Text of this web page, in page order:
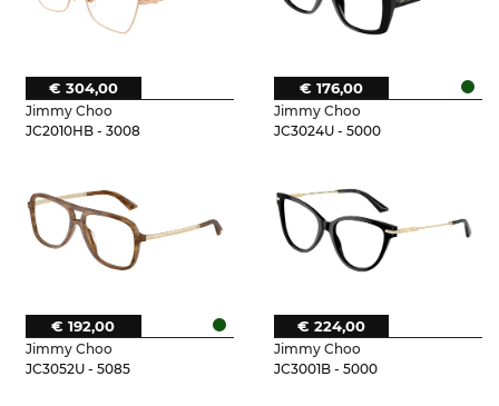
Jimmy Choo
JC2010HB - 3008
€ 304,00
Jimmy Choo
JC3024U - 5000
€ 176,00
Jimmy Choo
JC3052U - 5085
€ 192,00
Jimmy Choo
JC3001B - 5000
€ 224,00